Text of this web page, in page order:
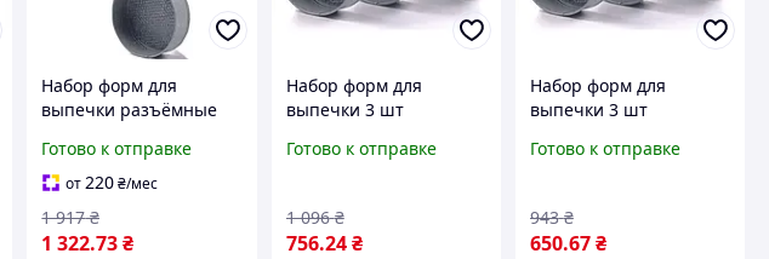
Набор форм для
выпечки разъёмные
4 шт форма для
запекания с
антипригарным
покрытием
Готово к отправке
от220₴/мес
1 322.73₴
1 917 ₴
Набор форм для
выпечки 3 шт
СВ-532 круглая форма
антипригарным
покрытием
Готово к отправке
756.24 ₴
1 096 ₴
Набор форм для
выпечки 3 шт
СВ-501 круглая форма
антипригарным
покрытием
Готово к отправке
650.67₴
943 ₴